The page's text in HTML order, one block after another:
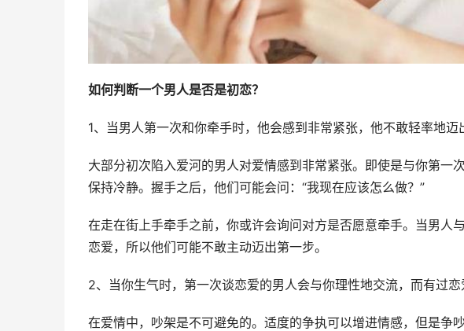
如何判断一个男人是否是初恋？
1、当男人第一次和你牵手时，他会感到非常紧张，他不敢轻率地迈
大部分初次陷入爱河的男人对爱情感到非常紧张。即使是与你第一
保持冷静。握手之后，他们可能会问：“我现在应该怎么做？”
在走在街上手牵手之前，你或许会询问对方是否愿意牵手。当男人
恋爱，所以他们可能不敢主动迈出第一步。
2、当你生气时，第一次谈恋爱的男人会与你理性地交流，而有过
在爱情中，吵架是不可避免的。适度的争执可以增进情感，但是争